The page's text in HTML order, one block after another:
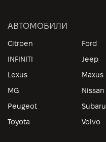
АВТОМОБИЛИ
Citroen Ford
INFINITI
Jeep
Lexus
Maxus
MG
Nissan
Peugeot
Subaru
Toyota
Volvo